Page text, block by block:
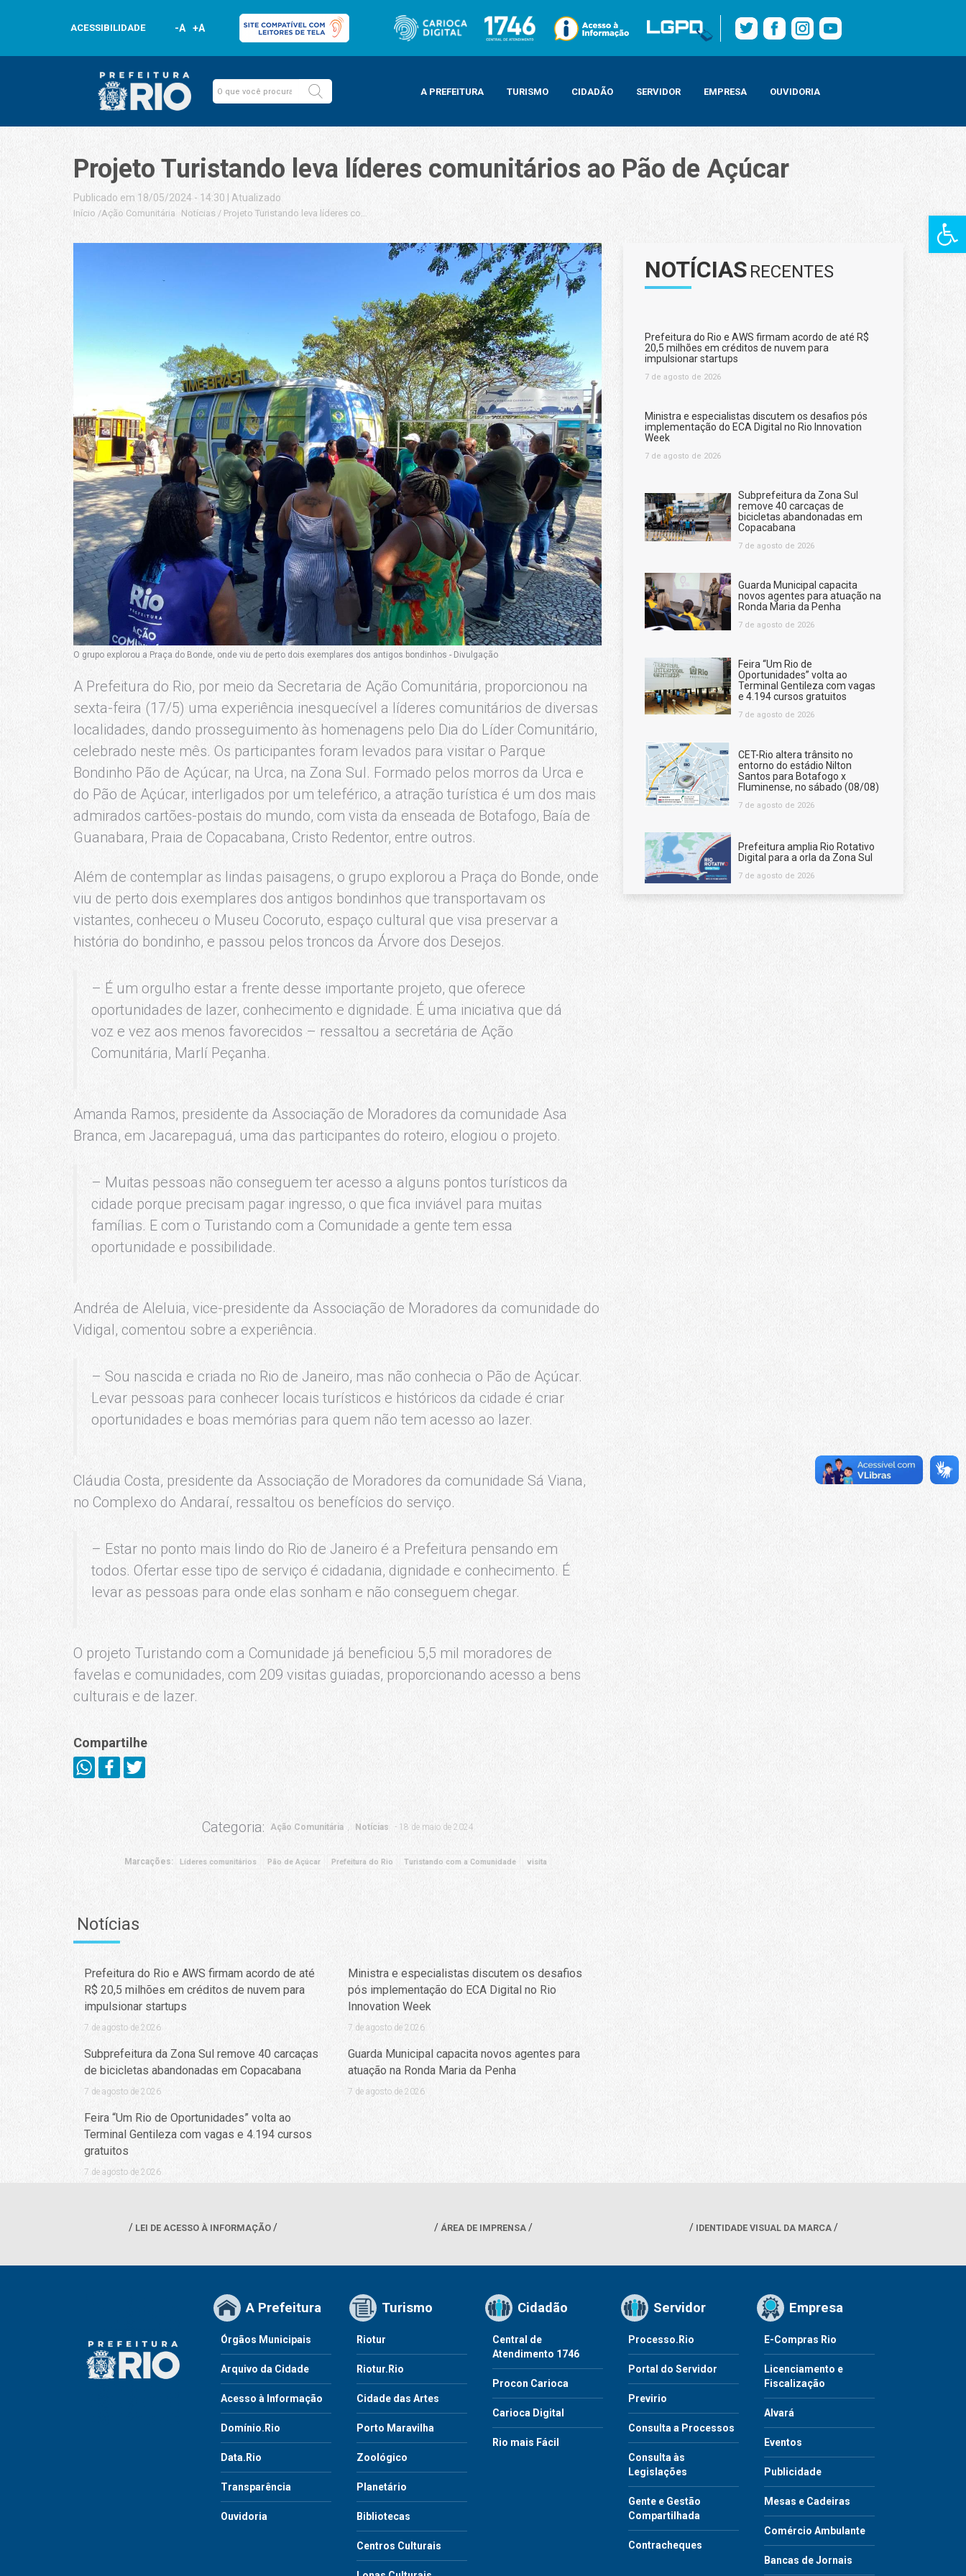
Barra de
ACESSIBILIDADE -A +A
A PREFEITURA TURISMO CIDADÃO SERVIDOR EMPRESA OUVIDORIA
Projeto Turistando leva líderes comunitários ao Pão de Açúcar
Publicado em 18/05/2024 - 14:30 Atualizado
Início /Ação Comunitária Notícias / Projeto Turistando leva líderes comunitários ao Pão de Açúcar
O grupo explorou a Praça do Bonde, onde viu de perto dois exemplares dos antigos bondinhos - Divulgação
A Prefeitura do Rio, por meio da Secretaria de Ação Comunitária, proporcionou na
sexta-feira (17/5) uma experiência inesquecível a líderes comunitários de diversas
localidades, dando prosseguimento às homenagens pelo Dia do Líder Comunitário,
celebrado neste mês. Os participantes foram levados para visitar o Parque
Bondinho Pão de Açúcar, na Urca, na Zona Sul. Formado pelos morros da Urca e
do Pão de Açúcar, interligados por um teleférico, a atração turística é um dos mais
admirados cartões-postais do mundo, com vista da enseada de Botafogo, Baía de
Guanabara, Praia de Copacabana, Cristo Redentor, entre outros.
Além de contemplar as lindas paisagens, o grupo explorou a Praça do Bonde, onde
viu de perto dois exemplares dos antigos bondinhos que transportavam os
vistantes, conheceu o Museu Cocoruto, espaço cultural que visa preservar a
história do bondinho, e passou pelos troncos da Árvore dos Desejos.
– É um orgulho estar a frente desse importante projeto, que oferece
oportunidades de lazer, conhecimento e dignidade. É uma iniciativa que dá
voz e vez aos menos favorecidos – ressaltou a secretária de Ação
Comunitária, Marlí Peçanha.
Amanda Ramos, presidente da Associação de Moradores da comunidade Asa
Branca, em Jacarepaguá, uma das participantes do roteiro, elogiou o projeto.
– Muitas pessoas não conseguem ter acesso a alguns pontos turísticos da
cidade porque precisam pagar ingresso, o que fica inviável para muitas
famílias. E com o Turistando com a Comunidade a gente tem essa
oportunidade e possibilidade.
Andréa de Aleluia, vice-presidente da Associação de Moradores da comunidade do
Vidigal, comentou sobre a experiência.
– Sou nascida e criada no Rio de Janeiro, mas não conhecia o Pão de Açúcar.
Levar pessoas para conhecer locais turísticos e históricos da cidade é criar
oportunidades e boas memórias para quem não tem acesso ao lazer.
Cláudia Costa, presidente da Associação de Moradores da comunidade Sá Viana,
no Complexo do Andaraí, ressaltou os benefícios do serviço.
– Estar no ponto mais lindo do Rio de Janeiro é a Prefeitura pensando em
todos. Ofertar esse tipo de serviço é cidadania, dignidade e conhecimento. É
levar as pessoas para onde elas sonham e não conseguem chegar.
O projeto Turistando com a Comunidade já beneficiou 5,5 mil moradores de
favelas e comunidades, com 209 visitas guiadas, proporcionando acesso a bens
culturais e de lazer.
Compartilhe
Categoria: Ação Comunitária Notícias 18 de maio de 2024
Marcações: Líderes comunitários Pão de Açúcar Prefeitura do Rio Turistando com a Comunidade visita
Notícias
Prefeitura do Rio e AWS firmam acordo de até
R$ 20,5 milhões em créditos de nuvem para
impulsionar startups
7 de agosto de 2026
Ministra e especialistas discutem os desafios
pós implementação do ECA Digital no Rio
Innovation Week
7 de agosto de 2026
Subprefeitura da Zona Sul remove 40 carcaças
de bicicletas abandonadas em Copacabana
7 de agosto de 2026
Guarda Municipal capacita novos agentes para
atuação na Ronda Maria da Penha
7 de agosto de 2026
Feira “Um Rio de Oportunidades” volta ao
Terminal Gentileza com vagas e 4.194 cursos
gratuitos
7 de agosto de 2026
NOTÍCIAS RECENTES
Prefeitura do Rio e AWS firmam acordo de até R$
20,5 milhões em créditos de nuvem para
impulsionar startups
7 de agosto de 2026
Ministra e especialistas discutem os desafios pós
implementação do ECA Digital no Rio Innovation
Week
7 de agosto de 2026
Subprefeitura da Zona Sul
remove 40 carcaças de
bicicletas abandonadas em
Copacabana
7 de agosto de 2026
Guarda Municipal capacita
novos agentes para atuação na
Ronda Maria da Penha
7 de agosto de 2026
Feira “Um Rio de
Oportunidades” volta ao
Terminal Gentileza com vagas
e 4.194 cursos gratuitos
7 de agosto de 2026
CET-Rio altera trânsito no
entorno do estádio Nilton
Santos para Botafogo x
Fluminense, no sábado (08/08)
7 de agosto de 2026
Prefeitura amplia Rio Rotativo
Digital para a orla da Zona Sul
7 de agosto de 2026
LEI DE ACESSO À INFORMAÇÃO ÁREA DE IMPRENSA IDENTIDADE VISUAL DA MARCA
A Prefeitura
Órgãos Municipais
Arquivo da Cidade
Acesso à Informação
Domínio.Rio
Data.Rio
Transparência
Ouvidoria
Turismo
Riotur
Riotur.Rio
Cidade das Artes
Porto Maravilha
Zoológico
Planetário
Bibliotecas
Centros Culturais
Cidadão
Central de
Atendimento 1746
Procon Carioca
Carioca Digital
Rio mais Fácil
Servidor
Processo.Rio
Portal do Servidor
Previrio
Consulta a Processos
Consulta às
Legislações
Gente e Gestão
Compartilhada
Contracheques
Empresa
E-Compras Rio
Licenciamento e
Fiscalização
Alvará
Eventos
Publicidade
Mesas e Cadeiras
Comércio Ambulante
Bancas de Jornais